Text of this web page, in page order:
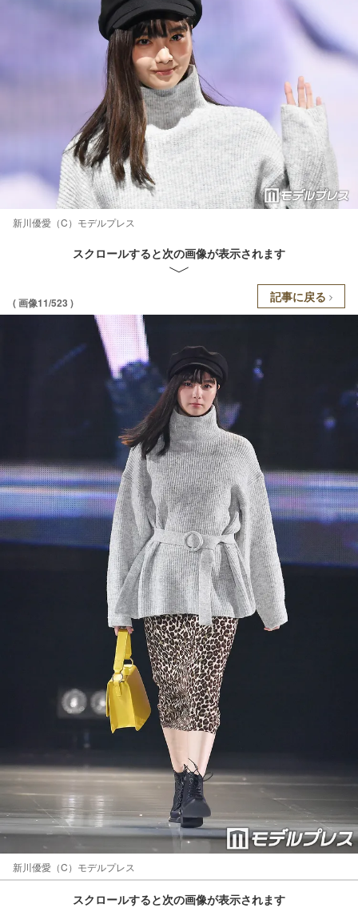
新川優愛（C）モデルプレス
スクロールすると次の画像が表示されます
( 画像11/523 ) 記事に戻る
新川優愛（C）モデルプレス
スクロールすると次の画像が表示されます